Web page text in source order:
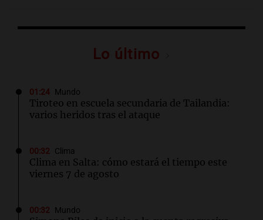
Lo último
01:24 Mundo
Tiroteo en escuela secundaria de Tailandia:
varios heridos tras el ataque
00:32 Clima
Clima en Salta: cómo estará el tiempo este
viernes 7 de agosto
00:32 Mundo